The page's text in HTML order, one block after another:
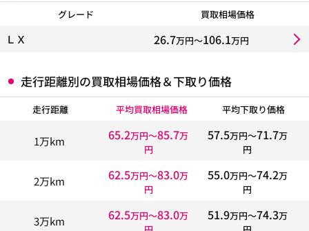
グレード 買取相場価格
ＬＸ 26.7万円〜106.1万円
走行距離別の買取相場価格＆下取り価格
走行距離 平均買取相場価格 平均下取り価格
1万km 65.2万円〜85.7万
円
57.5万円〜71.7万
円
2万km 62.5万円〜83.0万
円
55.0万円〜74.2万
円
3万km 62.5万円〜83.0万
51.9万円〜74.3万